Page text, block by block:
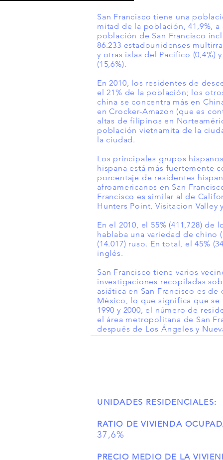
San Francisco tiene una
mitad de la población, 41,9%, a
población de San Francisco
86.233 estadounidenses
y otras islas del Pacífico (0,4%)
(15,6%).
En 2010, los residentes de
el 21% de la población; los
china se concentra más en
en Crocker-Amazon (que es
altas de filipinos en
población vietnamita de la
la ciudad.
Los principales grupos
hispana está más fuertemente
porcentaje de residentes
afroamericanos en San
Francisco es similar al de
Hunters Point, Visitacion
En el 2010, el 55% (411,728)
hablaba una variedad de chino
(14.017) ruso. En total, el 45%
inglés.
San Francisco tiene varios
investigaciones recopiladas
asiática en San Francisco es
México, lo que significa que se
1990 y 2000, el número de
el área metropolitana de San
después de Los Ángeles y
UNIDADES RESIDENCIALES:
RATIO DE VIVIENDA
37,6%
PRECIO MEDIO DE LA